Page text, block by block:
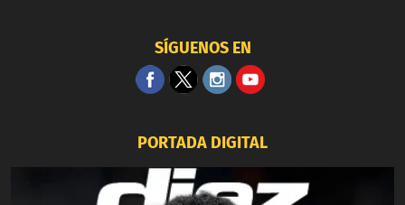
SÍGUENOS EN
PORTADA DIGITAL